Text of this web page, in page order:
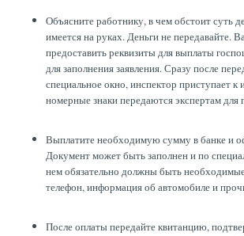
Объясните работнику, в чем обстоит суть
имеется на руках. Деньги не передавайте.
предоставить реквизиты для выплаты
для заполнения заявления. Сразу после
специальное окно, инспектор приступает к
номерные знаки передаются экспертам для
Выплатите необходимую сумму в банке и
Документ может быть заполнен и по
нем обязательно должны быть
телефон, информация об автомобиле и
После оплаты передайте квитанцию,